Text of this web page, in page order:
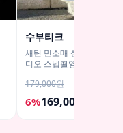
수부티크
새틴 민소매 심플 레이스
디오 스냅촬영 셀프웨딩드
179,000원
6%169,000원